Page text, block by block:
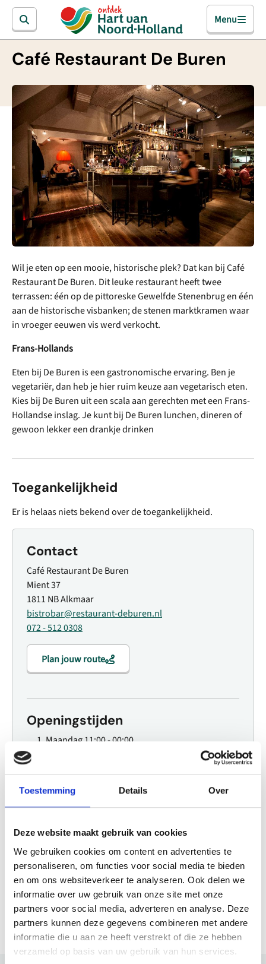
Toestemming Details Over
Deze website maakt gebruik van cookies
We gebruiken cookies om content en advertenties te
personaliseren, om functies voor social media te bieden
en om ons websiteverkeer te analyseren. Ook delen we
informatie over uw gebruik van onze site met onze
partners voor social media, adverteren en analyse. Deze
partners kunnen deze gegevens combineren met andere
informatie die u aan ze heeft verstrekt of die ze hebben
verzameld op basis van uw gebruik van hun services.
Menu
Café Restaurant De Buren
Wil je eten op een mooie, historische plek? Dat kan bij Café
Restaurant De Buren. Dit leuke restaurant heeft twee
terrassen: één op de pittoreske Gewelfde Stenenbrug en één
aan de historische visbanken; de stenen marktkramen waar
in vroeger eeuwen vis werd verkocht.
Frans-Hollands
Eten bij De Buren is een gastronomische ervaring. Ben je
vegetariër, dan heb je hier ruim keuze aan vegetarisch eten.
Kies bij De Buren uit een scala aan gerechten met een Frans-
Hollandse inslag. Je kunt bij De Buren lunchen, dineren of
gewoon lekker een drankje drinken
Toegankelijkheid
Er is helaas niets bekend over de toegankelijkheid.
Contact
Café Restaurant De Buren
Mient 37
1811 NB Alkmaar
bistrobar@restaurant-deburen.nl
072 - 512 0308
Plan jouw route
Openingstijden
Maandag11:00 - 00:00
Vrijdag 11:00 - 00:00
Zaterdag11:00 - 00:00
Website
Bezoek website